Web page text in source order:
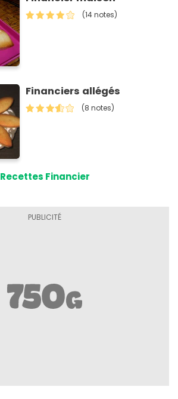
(14 notes)
Financiers allégés
(8 notes)
Recettes Financier